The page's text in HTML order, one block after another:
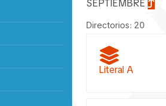
SEPTIEMBRE
Directorios: 20
Literal A